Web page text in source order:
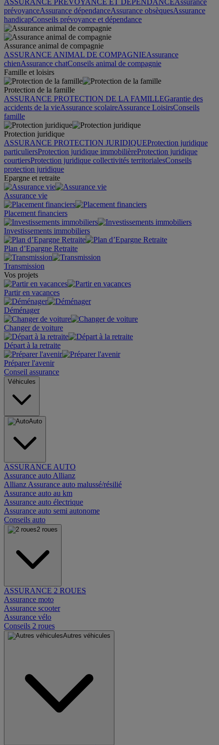
ASSURANCE PRÉVOYANCE ET DÉPENDANCEAssurance
prévoyanceAssurance dépendanceAssurance obsèquesAssurance
handicapConseils prévoyance et dépendance
Assurance animal de compagnie
ASSURANCE ANIMAL DE COMPAGNIEAssurance
chienAssurance chatConseils animal de compagnie
Famille et loisirs
Protection de la famille
ASSURANCE PROTECTION DE LA FAMILLEGarantie des
accidents de la vieAssurance scolaireAssurance LoisirsConseils
famille
Protection juridique
ASSURANCE PROTECTION JURIDIQUEProtection juridique
particuliersProtection juridique immobilièreProtection juridique
courtiersProtection juridique collectivités territorialesConseils
protection juridique
Epargne et retraite
Assurance vie
Placement financiers
Investissements immobiliers
Plan d’Epargne Retraite
Transmission
Vos projets
Partir en vacances
Déménager
Changer de voiture
Départ à la retraite
Préparer l'avenir
Conseil assurance
Véhicules
Auto
ASSURANCE AUTO
Assurance auto Allianz
Allianz Assurance auto malussé/résilié
Assurance auto au km
Assurance auto électrique
Assurance auto semi autonome
Conseils auto
2 roues
ASSURANCE 2 ROUES
Assurance moto
Assurance scooter
Assurance vélo
Conseils 2 roues
Autres véhicules